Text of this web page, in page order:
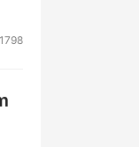
1798